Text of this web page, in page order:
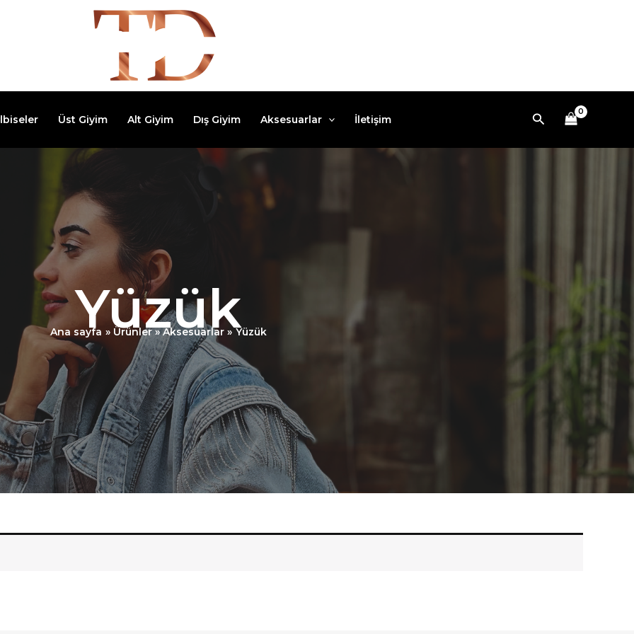
Üst Giyim Alt Giyim Dış Giyim Aksesuarlar İletişim Arama
Yüzük
Ana sayfa Ürünler Aksesuarlar Yüzük